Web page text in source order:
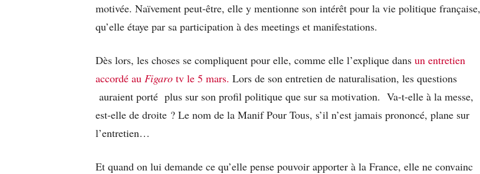
motivée. Naïvement peut-être, elle y mentionne son intérêt pour la vie politique française,
qu’elle étaye par sa participation à des meetings et manifestations.
Dès lors, les choses se compliquent pour elle, comme elle l’explique dans un entretien
accordé au Figaro tv le 5 mars. Lors de son entretien de naturalisation, les questions
auraient porté plus sur son profil politique que sur sa motivation. Va-t-elle à la messe,
est-elle de droite ? Le nom de la Manif Pour Tous, s’il n’est jamais prononcé, plane sur
l’entretien…
Et quand on lui demande ce qu’elle pense pouvoir apporter à la France, elle ne convainc